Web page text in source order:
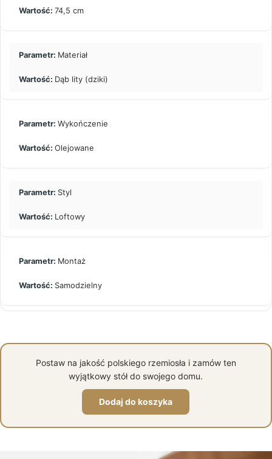
74,5 cm
Materiał
Dąb lity (dziki)
Wykończenie
Olejowane
Styl
Loftowy
Montaż
Samodzielny
Postaw na jakość polskiego rzemiosła i zamów ten
wyjątkowy stół do swojego domu.
Dodaj do koszyka